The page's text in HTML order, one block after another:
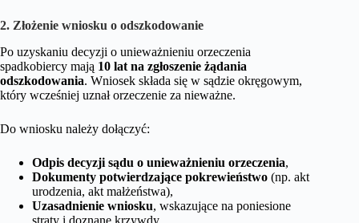
2. Złożenie wniosku o odszkodowanie
Po uzyskaniu decyzji o unieważnieniu orzeczenia
spadkobiercy mają 10 lat na zgłoszenie żądania
odszkodowania. Wniosek składa się w sądzie okręgowym,
który wcześniej uznał orzeczenie za nieważne.
Do wniosku należy dołączyć:
Odpis decyzji sądu o unieważnieniu orzeczenia,
Dokumenty potwierdzające pokrewieństwo (np. akt
urodzenia, akt małżeństwa),
Uzasadnienie wniosku, wskazujące na poniesione
straty i doznane krzywdy.